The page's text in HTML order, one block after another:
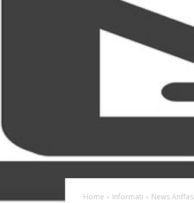
Home Informati News Anffas